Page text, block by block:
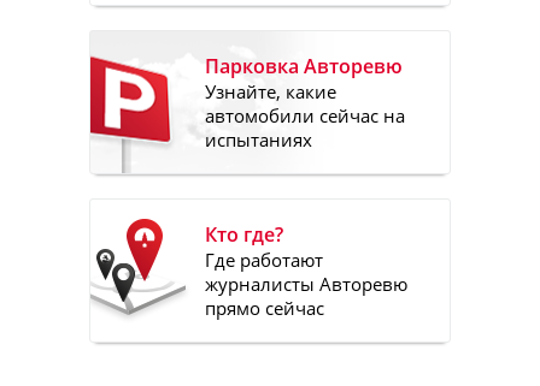
Парковка Авторевю
Узнайте, какие
автомобили сейчас на
испытаниях
Кто где?
Где работают
журналисты Авторевю
прямо сейчас